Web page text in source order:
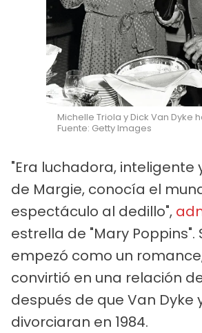
Michelle Triola y Dick Van Dyke
Fuente: Getty Images
"Era luchadora, inteligente
de Margie, conocía el
espectáculo al dedillo",
estrella de "Mary Poppins".
empezó como un
convirtió en una relación
después de que Van Dyke
divorciaran en 1984.